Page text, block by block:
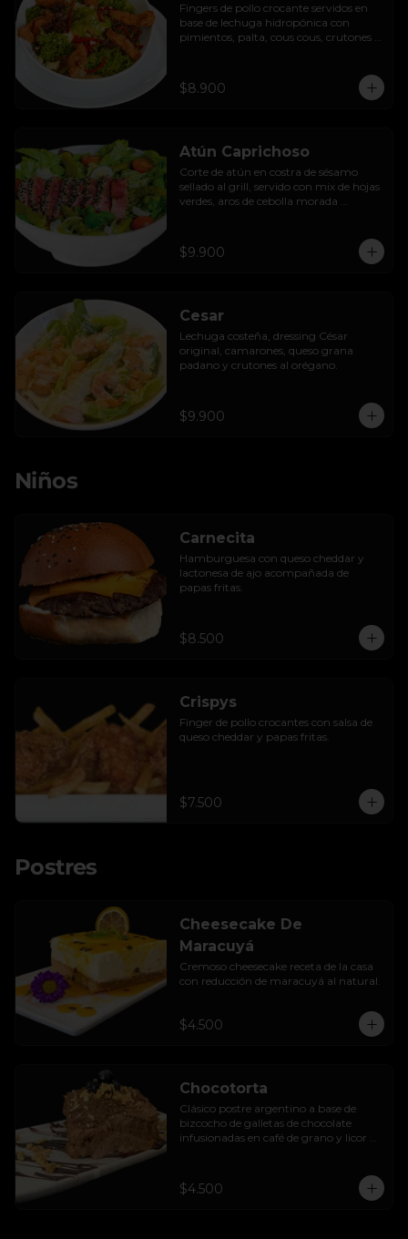
Fingers de pollo crocante servidos en
base de lechuga hidropónica con
pimientos, palta, cous cous, crutones
$8.900
Atún Caprichoso
Corte de atún en costra de sésamo
sellado al grill, servido con mix de hojas
verdes, aros de cebolla morada
almendras.
$9.900
Cesar
Lechuga costeña, dressing César
original, camarones, queso grana
padano y crutones al orégano.
$9.900
Niños
Carnecita
Hamburguesa con queso cheddar y
lactonesa de ajo acompañada de
papas fritas.
$8.500
Crispys
Finger de pollo crocantes con salsa de
queso cheddar y papas fritas.
$7.500
Postres
Cheesecake De
Maracuyá
Cremoso cheesecake receta de la casa
con reducción de maracuyá al natural.
$4.500
Chocotorta
Clásico postre argentino a base de
bizcocho de galletas de chocolate
infusionadas en café de grano y licor de
$4.500